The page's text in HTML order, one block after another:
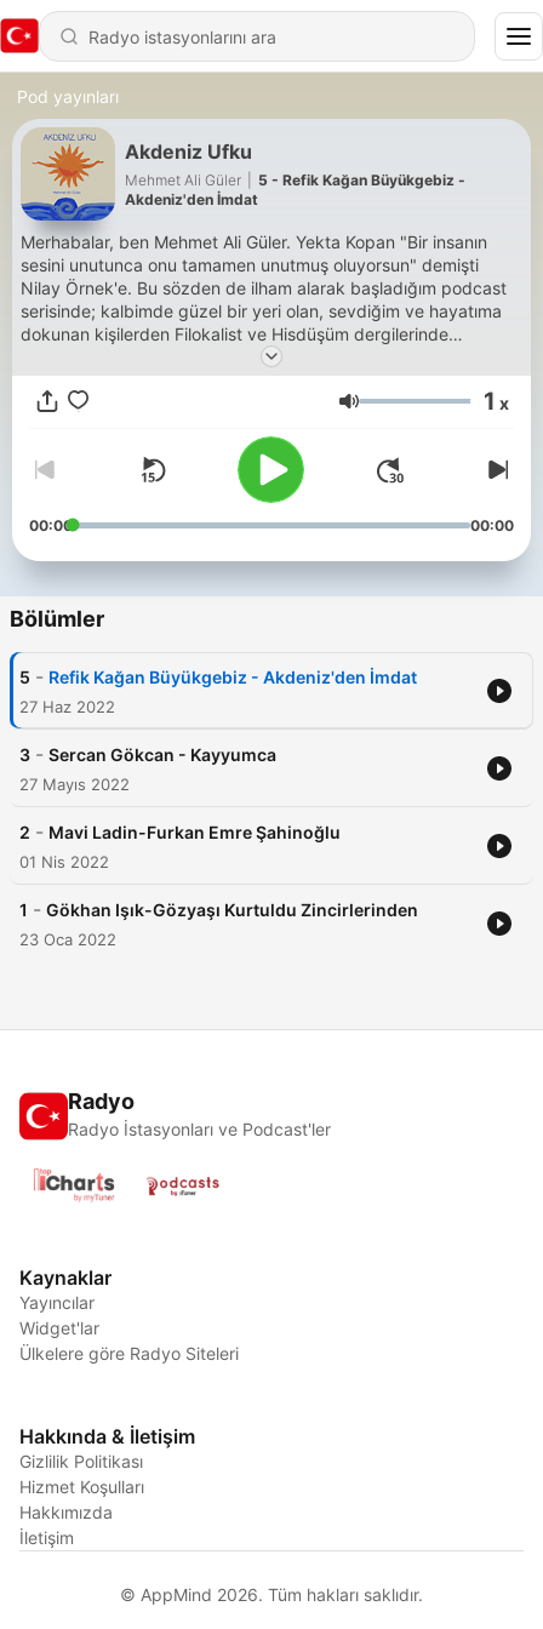
Pod yayınları
Akdeniz Ufku
Mehmet Ali Güler
5 - Refik Kağan Büyükgebiz -
Akdeniz'den İmdat
Merhabalar, ben Mehmet Ali Güler. Yekta Kopan "Bir insanın
sesini unutunca onu tamamen unutmuş oluyorsun" demişti
Nilay Örnek'e. Bu sözden de ilham alarak başladığım podcast
serisinde; kalbimde güzel bir yeri olan, sevdiğim ve hayatıma
dokunan kişilerden Filokalist ve Hisdüşüm dergilerinde
yazdığım şiirlerimi seslendirmelerini rica ediyorum. Formatımız,
ilk başta kısa bir sohbet ve ardından konuğun şiiri
seslendirmesinden oluşuyor. Online şiirlerim için:
Ses 1 x
00:00 00:00
Bölümler
5 - Refik Kağan Büyükgebiz - Akdeniz'den İmdat
27 Haz 2022
3 - Sercan Gökcan - Kayyumca
27 Mayıs 2022
2 - Mavi Ladin-Furkan Emre Şahinoğlu
01 Nis 2022
1 - Gökhan Işık-Gözyaşı Kurtuldu Zincirlerinden
23 Oca 2022
Radyo
Radyo İstasyonları ve Podcast'ler
Kaynaklar
Yayıncılar
Widget'lar
Ülkelere göre Radyo Siteleri
Hakkında & İletişim
Gizlilik Politikası
Hizmet Koşulları
Hakkımızda
İletişim
© AppMind 2026. Tüm hakları saklıdır.